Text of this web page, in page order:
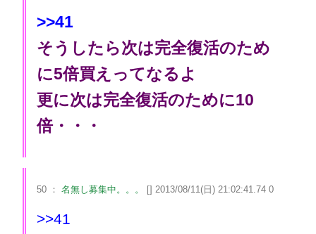
>>41
そうしたら次は完全復活のため
に5倍買えってなるよ
更に次は完全復活のために10
倍・・・
50 ： 名無し募集中。。。 [] 2013/08/11(日) 21:02:41.74 0
>>41